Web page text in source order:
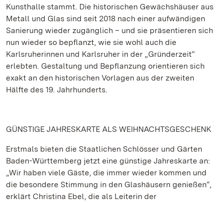
Kunsthalle stammt. Die historischen Gewächshäuser aus
Metall und Glas sind seit 2018 nach einer aufwändigen
Sanierung wieder zugänglich – und sie präsentieren sich
nun wieder so bepflanzt, wie sie wohl auch die
Karlsruherinnen und Karlsruher in der „Gründerzeit“
erlebten. Gestaltung und Bepflanzung orientieren sich
exakt an den historischen Vorlagen aus der zweiten
Hälfte des 19. Jahrhunderts.
GÜNSTIGE JAHRESKARTE ALS WEIHNACHTSGESCHENK
Erstmals bieten die Staatlichen Schlösser und Gärten
Baden-Württemberg jetzt eine günstige Jahreskarte an:
„Wir haben viele Gäste, die immer wieder kommen und
die besondere Stimmung in den Glashäusern genießen“,
erklärt Christina Ebel, die als Leiterin der